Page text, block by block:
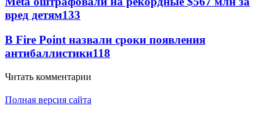
вред детям133
В Fire Point назвали сроки появления
антибаллистики118
Читать комментарии
Полная версия сайта